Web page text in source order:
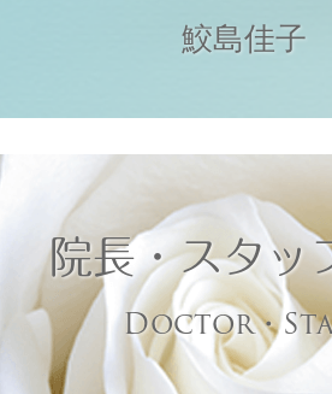
鮫島佳子
院長・スタッ
Doctor・